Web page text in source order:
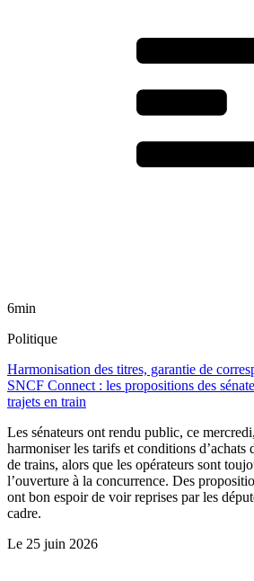
6min
Politique
Harmonisation des titres, garantie de
SNCF Connect : les propositions des
trajets en train
Les sénateurs ont rendu public, ce
harmoniser les tarifs et conditions d’achats
de trains, alors que les opérateurs sont
l’ouverture à la concurrence. Des
ont bon espoir de voir reprises par les
cadre.
Le 25 juin 2026